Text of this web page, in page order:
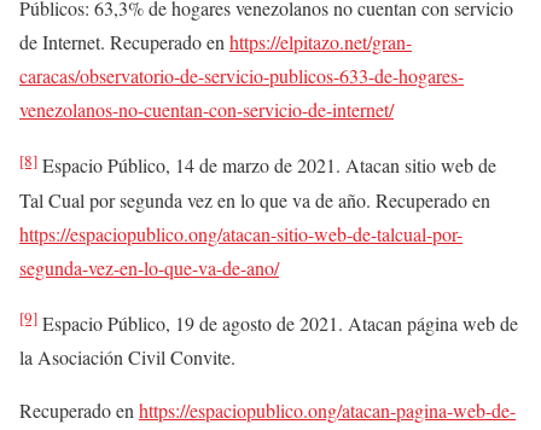
Públicos: 63,3% de hogares venezolanos no cuentan con servicio
de Internet. Recuperado enhttps://elpitazo.net/gran-
caracas/observatorio-de-servicio-publicos-633-de-hogares-
venezolanos-no-cuentan-con-servicio-de-internet/
[8] Espacio Público, 14 de marzo de 2021. Atacan sitio web de
Tal Cual por segunda vez en lo que va de año. Recuperado en
https://espaciopublico.ong/atacan-sitio-web-de-talcual-por-
segunda-vez-en-lo-que-va-de-ano/
[9] Espacio Público, 19 de agosto de 2021. Atacan página web de
la Asociación Civil Convite.
Recuperado en https://espaciopublico.ong/atacan-pagina-web-de-